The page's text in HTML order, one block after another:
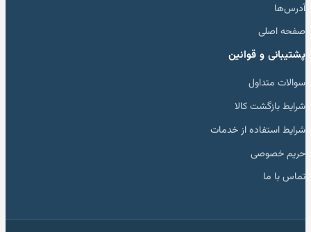
آدرس‌ها
صفحه اصلی
پشتیبانی و قوانین
سوالات متداول
شرایط بازگشت کالا
شرایط استفاده از خدمات
حریم خصوصی
تماس با ما